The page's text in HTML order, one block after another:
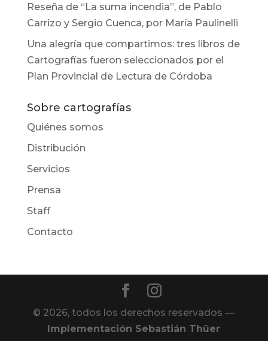
Reseña de “La suma incendia”, de Pablo
Carrizo y Sergio Cuenca, por María Paulinelli
Una alegría que compartimos: tres libros de
Cartografías fueron seleccionados por el
Plan Provincial de Lectura de Córdoba
Sobre cartografías
Quiénes somos
Distribución
Servicios
Prensa
Staff
Contacto
© 2026, todos los derechos reservados —
Implementación Sebastián Thüer